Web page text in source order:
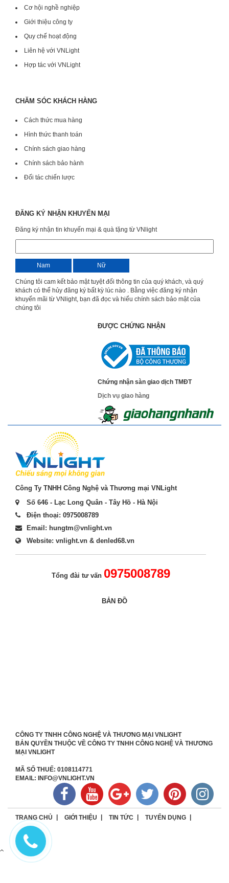
Cơ hội nghề nghiệp
Giới thiệu công ty
Quy chế hoạt động
Liên hệ với VNLight
Hợp tác với VNLight
CHĂM SÓC KHÁCH HÀNG
Cách thức mua hàng
Hình thức thanh toán
Chính sách giao hàng
Chính sách bảo hành
Đối tác chiến lược
ĐĂNG KÝ NHẬN KHUYẾN MẠI
Đăng ký nhận tin khuyến mại & quà tặng từ VNlight
Nam Nữ
Chúng tôi cam kết bảo mật tuyệt đối thông tin của quý khách, và quý
khách có thể hủy đăng ký bất kỳ lúc nào . Bằng việc đăng ký nhận
khuyến mãi từ VNlight, bạn đã đọc và hiểu chính sách bảo mật của
chúng tôi
ĐƯỢC CHỨNG NHẬN
Chứng nhận sàn giao dịch TMĐT
Dịch vụ giao hàng
Công Ty TNHH Công Nghệ và Thương mại VNLight
Số 646 - Lạc Long Quân - Tây Hồ - Hà Nội
Điện thoại: 0975008789
Email: hungtm@vnlight.vn
Website: vnlight.vn & denled68.vn
Tổng đài tư vấn 0975008789
BẢN ĐỒ
CÔNG TY TNHH CÔNG NGHỆ VÀ THƯƠNG MẠI VNLIGHT
BẢN QUYỀN THUỘC VỀ CÔNG TY TNHH CÔNG NGHỆ VÀ THƯƠNG
MẠI VNLIGHT
MÃ SỐ THUẾ: 0108114771
EMAIL: INFO@VNLIGHT.VN
TRANG CHỦ GIỚI THIỆU TIN TỨC TUYỂN DỤNG
LIÊN HỆ